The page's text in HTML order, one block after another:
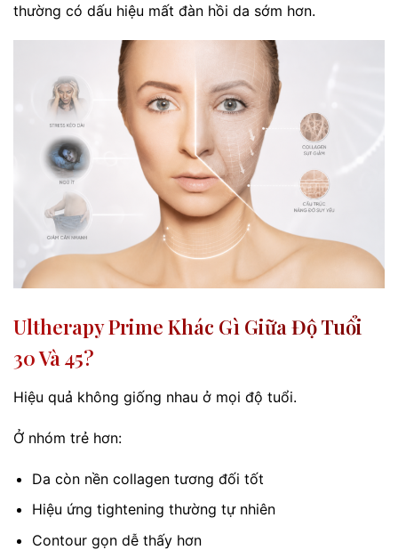
thường có dấu hiệu mất đàn hồi da sớm hơn.
Ultherapy Prime Khác Gì Giữa Độ Tuổi
30 Và 45?
Hiệu quả không giống nhau ở mọi độ tuổi.
Ở nhóm trẻ hơn:
Da còn nền collagen tương đối tốt
Hiệu ứng tightening thường tự nhiên
Contour gọn dễ thấy hơn